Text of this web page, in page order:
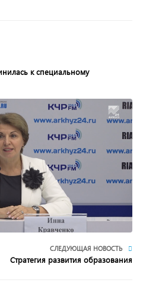
к специальному
СЛЕДУЮЩАЯ НОВОСТЬ
Стратегия развития образования